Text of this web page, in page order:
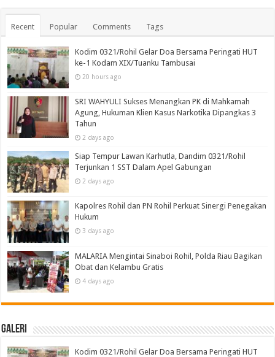
Recent Popular Comments Tags
Kodim 0321/Rohil Gelar Doa Bersama Peringati HUT
ke-1 Kodam XIX/Tuanku Tambusai
20 hours ago
SRI WAHYULI Sukses Menangkan PK di Mahkamah
Agung, Hukuman Klien Kasus Narkotika Dipangkas 3
Tahun
2 days ago
Siap Tempur Lawan Karhutla, Dandim 0321/Rohil
Terjunkan 1 SST Dalam Apel Gabungan
2 days ago
Kapolres Rohil dan PN Rohil Perkuat Sinergi Penegakan
Hukum
3 days ago
MALARIA Mengintai Sinaboi Rohil, Polda Riau Bagikan
Obat dan Kelambu Gratis
4 days ago
Galeri
Kodim 0321/Rohil Gelar Doa Bersama Peringati HUT